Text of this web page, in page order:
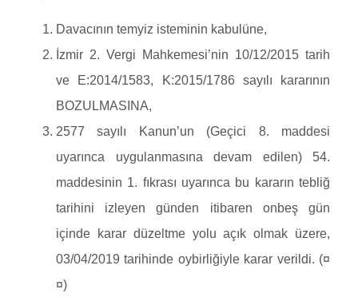
Davacının temyiz isteminin kabulüne,
İzmir 2. Vergi Mahkemesi’nin 10/12/2015 tarih
ve E:2014/1583, K:2015/1786 sayılı kararının
BOZULMASINA,
2577 sayılı Kanun’un (Geçici 8. maddesi
uyarınca uygulanmasına devam edilen) 54.
maddesinin 1. fıkrası uyarınca bu kararın tebliğ
tarihini izleyen günden itibaren onbeş gün
içinde karar düzeltme yolu açık olmak üzere,
03/04/2019 tarihinde oybirliğiyle karar verildi. (¤
¤)